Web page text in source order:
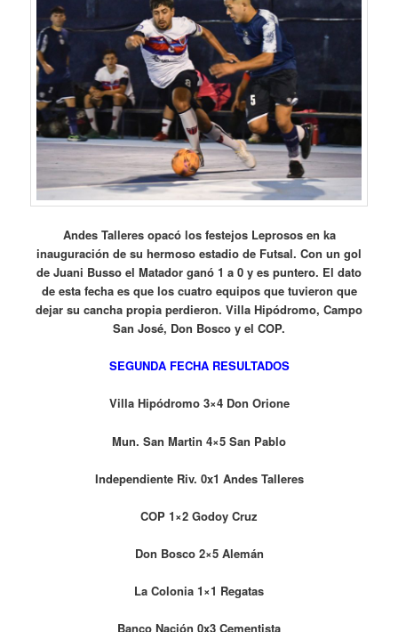
Andes Talleres opacó los festejos Leprosos en ka
inauguración de su hermoso estadio de Futsal. Con un gol
de Juani Busso el Matador ganó 1 a 0 y es puntero. El dato
de esta fecha es que los cuatro equipos que tuvieron que
dejar su cancha propia perdieron. Villa Hipódromo, Campo
San José, Don Bosco y el COP.
SEGUNDA FECHA RESULTADOS
Villa Hipódromo 3×4 Don Orione
Mun. San Martin 4×5 San Pablo
Independiente Riv. 0x1 Andes Talleres
COP 1×2 Godoy Cruz
Don Bosco 2×5 Alemán
La Colonia 1×1 Regatas
Banco Nación 0x3 Cementista